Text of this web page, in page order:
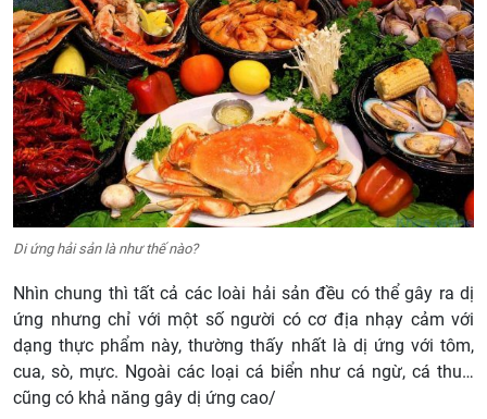
Di ứng hải sản là như thế nào?
Nhìn chung thì tất cả các loài hải sản đều có thể gây ra dị
ứng nhưng chỉ với một số người có cơ địa nhạy cảm với
dạng thực phẩm này, thường thấy nhất là dị ứng với tôm,
cua, sò, mực. Ngoài các loại cá biển như cá ngừ, cá thu…
cũng có khả năng gây dị ứng cao/